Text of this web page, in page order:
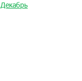
Декабрь